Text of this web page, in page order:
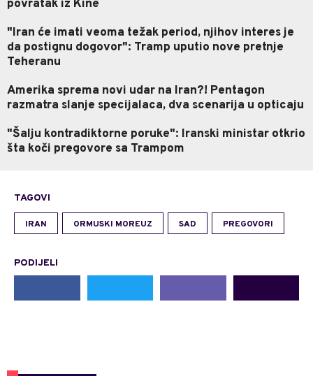
povratak iz Kine
"Iran će imati veoma težak period, njihov interes je
da postignu dogovor": Tramp uputio nove pretnje
Teheranu
Amerika sprema novi udar na Iran?! Pentagon
razmatra slanje specijalaca, dva scenarija u opticaju
"Šalju kontradiktorne poruke": Iranski ministar otkrio
šta koči pregovore sa Trampom
TAGOVI
IRAN ORMUSKI MOREUZ SAD PREGOVORI
PODIJELI